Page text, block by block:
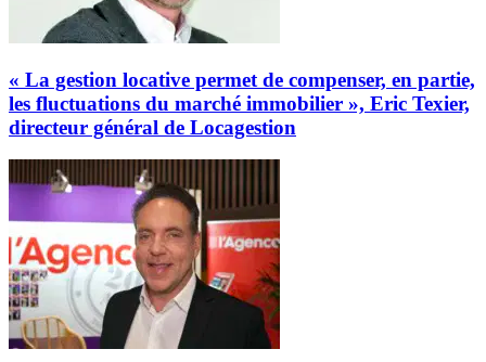
« La gestion locative permet de compenser, en partie,
les fluctuations du marché immobilier », Eric Texier,
directeur général de Locagestion